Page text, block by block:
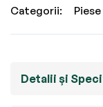
Categorii:
Detalii și